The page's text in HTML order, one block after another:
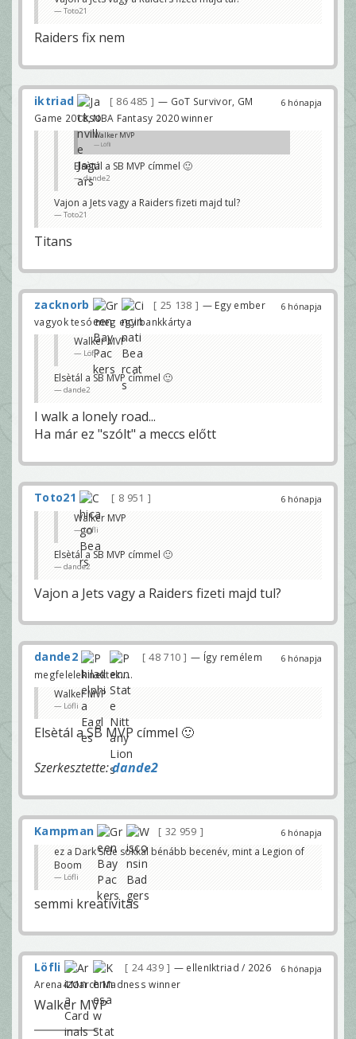
Toto21
Raiders fix nem
6 hónapja
iktriad 86 485
— GoT Survivor, GM
Game 2018, NBA Fantasy 2020 winner
Walker MVP
Löfli
Elsètál a SB MVP címmel 🙂
dande2
Vajon a Jets vagy a Raiders fizeti majd tul?
Toto21
Titans
6 hónapja
zacknorb 25 138
— Egy ember
vagyok tesó meg egy bankkártya
Walker MVP
Löfli
Elsètál a SB MVP címmel 🙂
dande2
I walk a lonely road...
Ha már ez "szólt" a meccs előtt
6 hónapja
Toto21
8 951
Walker MVP
Löfli
Elsètál a SB MVP címmel 🙂
dande2
Vajon a Jets vagy a Raiders fizeti majd tul?
6 hónapja
dande2 48 710
— Így remélem
megfelelek nektek.....
Walker MVP
Löfli
Elsètál a SB MVP címmel 🙂
Szerkesztette:dande2
6 hónapja
Kampman
32 959
ez a Dark Side sokkal bénább becenév, mint a Legion of
Boom
Löfli
semmi kreativitás
6 hónapja
Löfli 24 439
— ellenIktriad / 2026
Arena4 March Madness winner
Walker MVP